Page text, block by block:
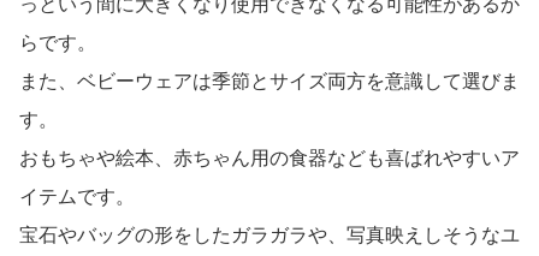
っという間に大きくなり使用できなくなる可能性があるか
らです。
また、ベビーウェアは季節とサイズ両方を意識して選びま
す。
おもちゃや絵本、赤ちゃん用の食器なども喜ばれやすいア
イテムです。
宝石やバッグの形をしたガラガラや、写真映えしそうなユ